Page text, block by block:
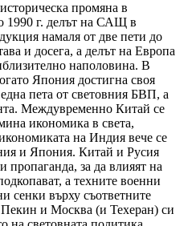
промяна в
1990 г. делът на САЩ в
намаля от две пети до
и досега, а делът на Европа
наполовина. В
Япония достигна своя
пета от световния БВП, а
Междувременно Китай се
икономика в света,
на Индия вече се
и Япония. Китай и Русия
пропаганда, за да влияят на
а техните военни
сенки върху съответните
и Москва (и Техеран) си